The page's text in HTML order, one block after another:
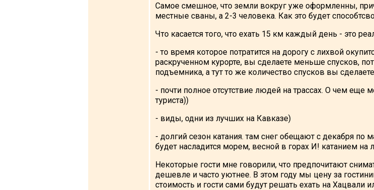
Самое смешное, что земли вокруг уже оформленны,
местные сваны, а 2-3 человека. Как это будет
Что касается того, что ехать 15 км каждый день - это
- то время которое потратится на дорогу с лихвой
раскрученном курорте, вы сделаете меньше спусков,
подъемника, а тут то же количество спусков вы
- почти полное отсутствие людей на трассах. О чем
туриста))
- виды, одни из лучших на Кавказе)
- долгий сезон катания. там снег обещают с декабря по
будет насладится морем, весной в горах И! катанием на
Некоторые гости мне говорили, что предпочитают
дешевле и часто уютнее. В этом году мы цену за
стоимость и гости сами будут решать ехать на Хацвали